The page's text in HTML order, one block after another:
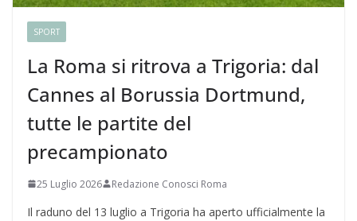
SPORT
La Roma si ritrova a Trigoria: dal
Cannes al Borussia Dortmund,
tutte le partite del
precampionato
25 Luglio 2026 Redazione Conosci Roma
Il raduno del 13 luglio a Trigoria ha aperto ufficialmente la